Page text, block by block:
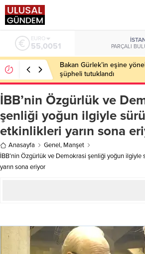
EURO
55,0051 PARÇALI
Bakan Gürlek’in eşine
şüpheli tutuklandı
İBB’nin Özgürlük ve
şenliği yoğun ilgiyle
etkinlikleri yarın sona
Anasayfa Genel, Manşet
İBB’nin Özgürlük ve Demokrasi şenliği yoğun
yarın sona eriyor